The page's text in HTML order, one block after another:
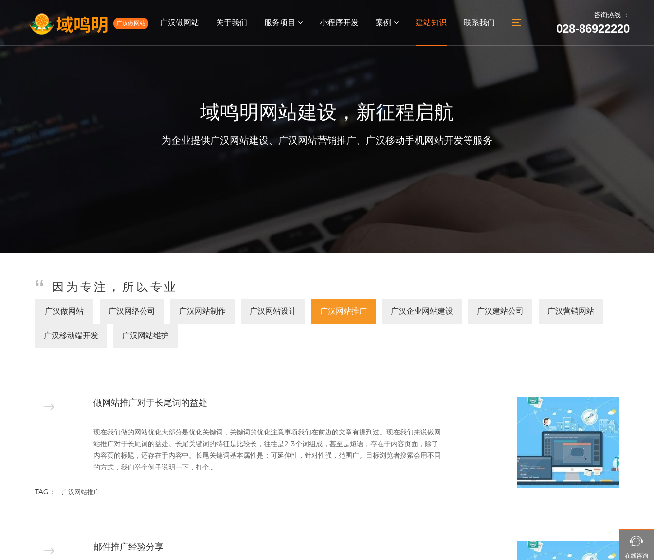
广汉做网站 广汉做网站 关于我们 服务项目
电商网站建设 外贸网站建设
小程序开发 案例
电商平台
建站知识 联系我们
咨询热线 ：
028-86922220
发展历程
小程序开发
小程序开发
功能应用
案例展示
网站建设案例
小程序案例
广汉做网站
广汉网络公司
广汉网站设计
06
锦天国际A幢1002号
域鸣明网站建设，新征程启航
为企业提供广汉网站建设、广汉网站营销推广、广汉移动手机网站开发等服务
因为专注，所以专业
广汉做网站 广汉网络公司 广汉网站制作 广汉网站设计 广汉网站推广 广汉企业网站建设 广汉建站公司 广汉营销网站
广汉移动端开发 广汉网站维护
做网站推广对于长尾词的益处
现在我们做的网站优化大部分是优化关键词，关键词的优化注意事项我们在前边的文章有提到过。现在我们来说做网
站推广对于长尾词的益处。长尾关键词的特征是比较长，往往是2-3个词组成，甚至是短语，存在于内容页面，除了
内容页的标题，还存在于内容中。长尾关键词基本属性是：可延伸性，针对性强，范围广。目标浏览者搜索会用不同
的方式，我们举个例子说明一下，打个...
TAG： 广汉网站推广
邮件推广经验分享 
在线咨询